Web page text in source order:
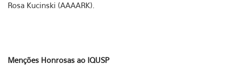
Rosa Kucinski (AAAARK).
Menções Honrosas ao IQUSP